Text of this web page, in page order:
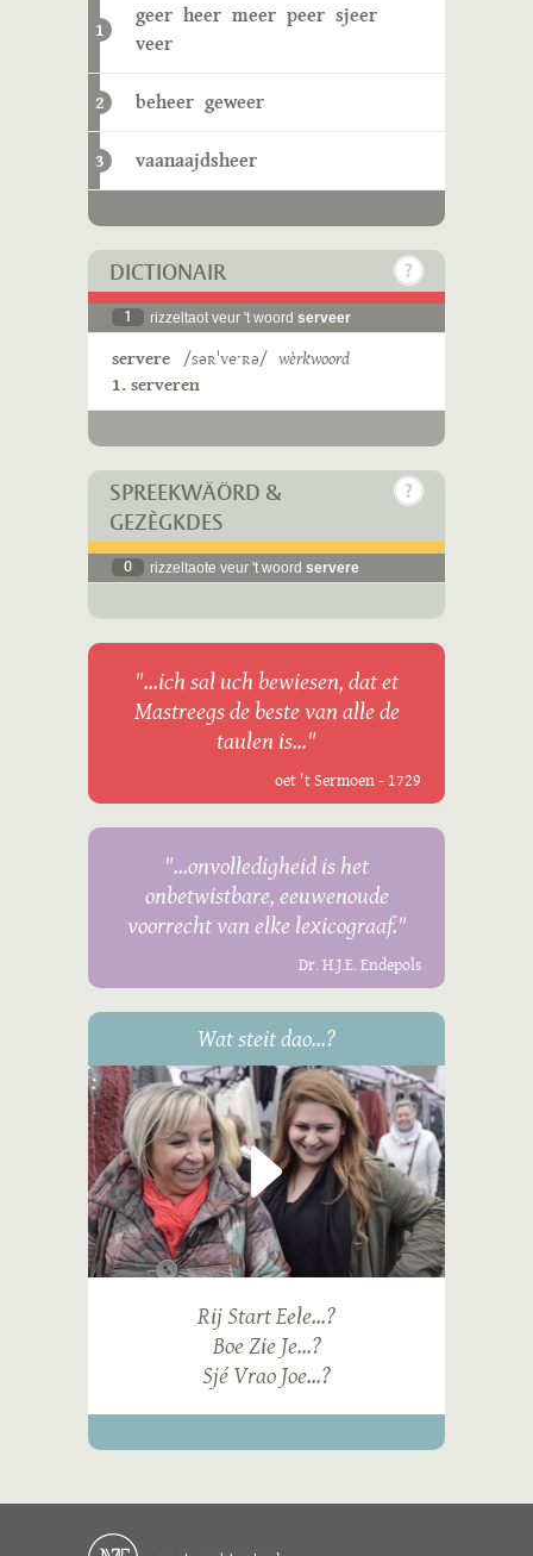
1
geer heer meer peer sjeer
veer
2 beheer geweer
3 vaanaajdsheer
DICTIONAIR
1 rizzeltaot veur 't woord serveer
servere /səʀˈveˑʀə/ wèrkwoord
1. serveren
SPREEKWÄÖRD &
GEZÈGKDES
0 rizzeltaote veur 't woord servere
"...ich sal uch bewiesen, dat et
Mastreegs de beste van alle de
taulen is..."
oet 't Sermoen - 1729
"...onvolledigheid is het
onbetwistbare, eeuwenoude
voorrecht van elke lexicograaf."
Dr. H.J.E. Endepols
Wat steit dao...?
Rij Start Eele...?
Boe Zie Je...?
Sjé Vrao Joe...?